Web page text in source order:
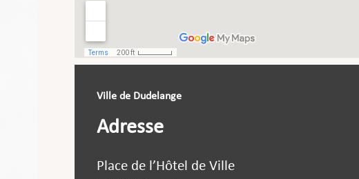
Ville de Dudelange
Adresse
Place de l’Hôtel de Ville